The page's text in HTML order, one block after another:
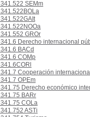
341.522 SEMm
341.522BOLa
341.522GAIt
341.522NOOa
341.552 GROr
341.6 Derecho internacional
341.6 BACd
341.6 COMp
341.6CORl
341.7 Cooperación
341.7 OPEm
341.75 Derecho económico
341.75 BARr
341.75 COLa
341.752 ASTi